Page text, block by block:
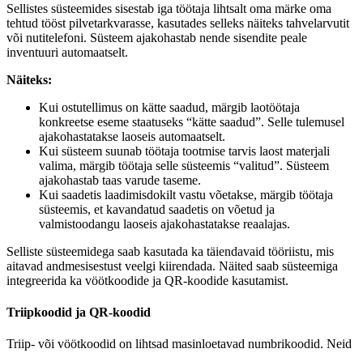
Sellistes süsteemides sisestab iga töötaja lihtsalt oma märke oma
tehtud tööst pilvetarkvarasse, kasutades selleks näiteks tahvelarvutit
või nutitelefoni. Süsteem ajakohastab nende sisendite peale
inventuuri automaatselt.
Näiteks:
Kui ostutellimus on kätte saadud, märgib laotöötaja
konkreetse eseme staatuseks “kätte saadud”. Selle tulemusel
ajakohastatakse laoseis automaatselt.
Kui süsteem suunab töötaja tootmise tarvis laost materjali
valima, märgib töötaja selle süsteemis “valitud”. Süsteem
ajakohastab taas varude taseme.
Kui saadetis laadimisdokilt vastu võetakse, märgib töötaja
süsteemis, et kavandatud saadetis on võetud ja
valmistoodangu laoseis ajakohastatakse reaalajas.
Selliste süsteemidega saab kasutada ka täiendavaid tööriistu, mis
aitavad andmesisestust veelgi kiirendada. Näited saab süsteemiga
integreerida ka vöötkoodide ja QR-koodide kasutamist.
Triipkoodid ja QR-koodid
Triip- või vöötkoodid on lihtsad masinloetavad numbrikoodid. Neid